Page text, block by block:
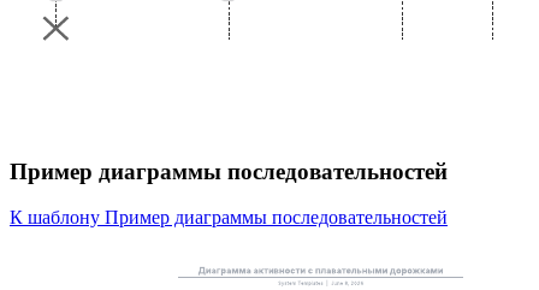
Пример диаграммы последовательностей
К шаблону Пример диаграммы последовательностей